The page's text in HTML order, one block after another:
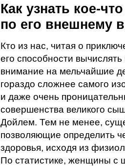
Как узнать кое-
по его внешнему
Кто из нас, читая о
его способности
внимание на мельчайшие
гораздо сложнее самого
и даже очень
совершенства великого
Дойлем. Тем не менее,
позволяющие определить
здоровья, исходя из
По статистике, женщины с